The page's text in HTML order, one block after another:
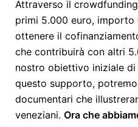
Attraverso il
primi 5.000 euro, importo
ottenere il
che contribuirà con altri
nostro obiettivo iniziale di
questo supporto,
documentari che
veneziani. Ora che